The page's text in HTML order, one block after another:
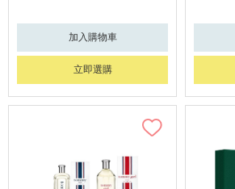
加入購物車
立即選購